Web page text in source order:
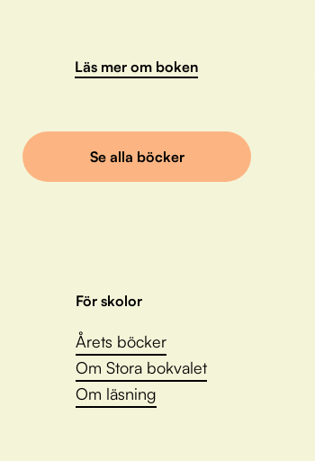
Läs mer om boken
Se alla böcker
För skolor
Årets böcker
Om Stora bokvalet
Om läsning